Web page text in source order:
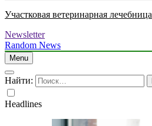
Участковая ветеринарная лечебница
Newsletter
Random News
Menu
Найти:
Headlines